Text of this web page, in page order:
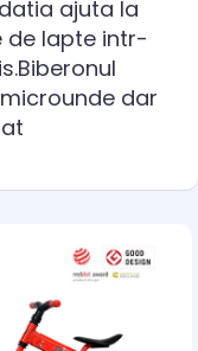
ajuta la
de lapte intr-
dar